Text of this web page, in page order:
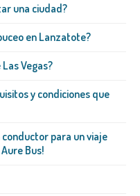
una ciudad?
en Lanzatote?
Vegas?
y condiciones que
para un viaje
Bus!